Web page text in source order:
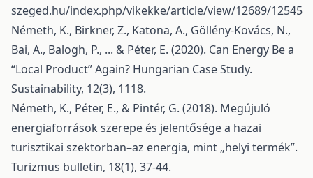
szeged.hu/index.php/vikekke/article/view/12689/12545
Németh, K., Birkner, Z., Katona, A., Göllény-Kovács, N.,
Bai, A., Balogh, P., ... & Péter, E. (2020). Can Energy Be a
“Local Product” Again? Hungarian Case Study.
Sustainability, 12(3), 1118.
Németh, K., Péter, E., & Pintér, G. (2018). Megújuló
energiaforrások szerepe és jelentősége a hazai
turisztikai szektorban–az energia, mint „helyi termék”.
Turizmus bulletin, 18(1), 37-44.